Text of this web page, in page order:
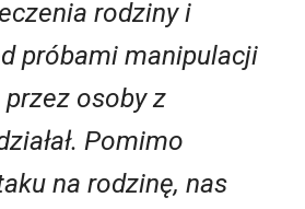
rodziny i
próbami manipulacji
osoby z
Pomimo
na rodzinę, nas